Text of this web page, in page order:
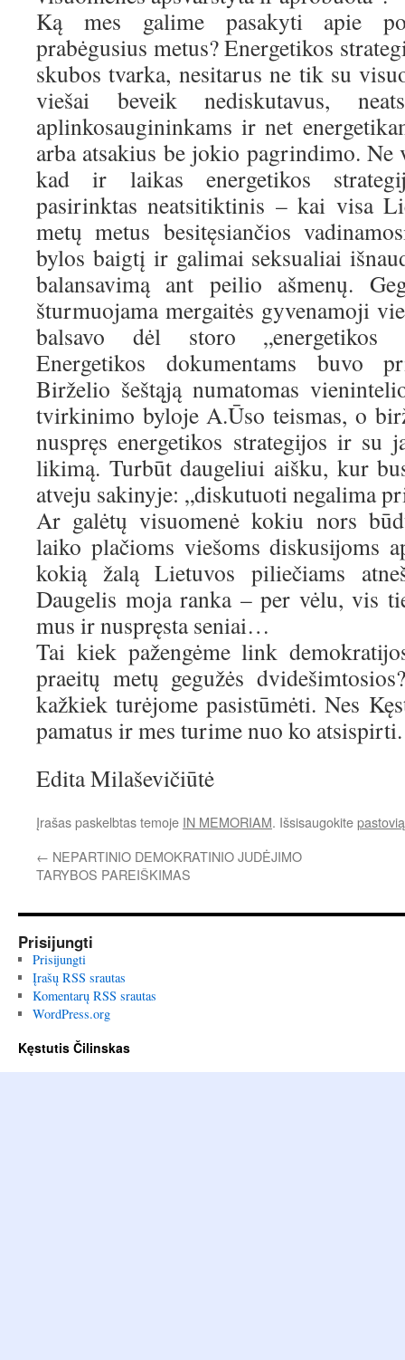
Ką mes galime pasakyti apie
prabėgusius metus? Energetikos
skubos tvarka, nesitarus ne tik su
viešai beveik nediskutavus,
aplinkosaugininkams ir net
arba atsakius be jokio pagrindimo. Ne
kad ir laikas energetikos
pasirinktas neatsitiktinis – kai visa
metų metus besitęsiančios
bylos baigtį ir galimai seksualiai
balansavimą ant peilio ašmenų.
šturmuojama mergaitės gyvenamoji
balsavo dėl storo „energetikos
Energetikos dokumentams buvo
Birželio šeštąją numatomas
tvirkinimo byloje A.Ūso teismas, o
nuspręs energetikos strategijos ir su
likimą. Turbūt daugeliui aišku, kur
atveju sakinyje: „diskutuoti negalima
Ar galėtų visuomenė kokiu nors
laiko plačioms viešoms diskusijoms
kokią žalą Lietuvos piliečiams
Daugelis moja ranka – per vėlu, vis
mus ir nuspręsta seniai…
Tai kiek pažengėme link
praeitų metų gegužės
kažkiek turėjome pasistūmėti. Nes
pamatus ir mes turime nuo ko atsispirti.
Edita Milaševičiūtė
Įrašas paskelbtas temoje IN MEMORIAM. Išsisaugokite
← NEPARTINIO DEMOKRATINIO JUDĖJIMO
TARYBOS PAREIŠKIMAS
Prisijungti
Prisijungti
Įrašų RSS srautas
Komentarų RSS srautas
WordPress.org
Kęstutis Čilinskas